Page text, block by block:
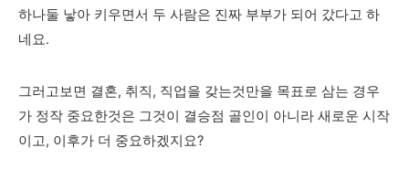
하나둘 낳아 키우면서 두 사람은 진짜 부부가 되어 갔다고 하
네요.
그러고보면 결혼, 취직, 직업을 갖는것만을 목표로 삼는 경우
가 정작 중요한것은 그것이 결승점 골인이 아니라 새로운 시작
이고, 이후가 더 중요하겠지요?